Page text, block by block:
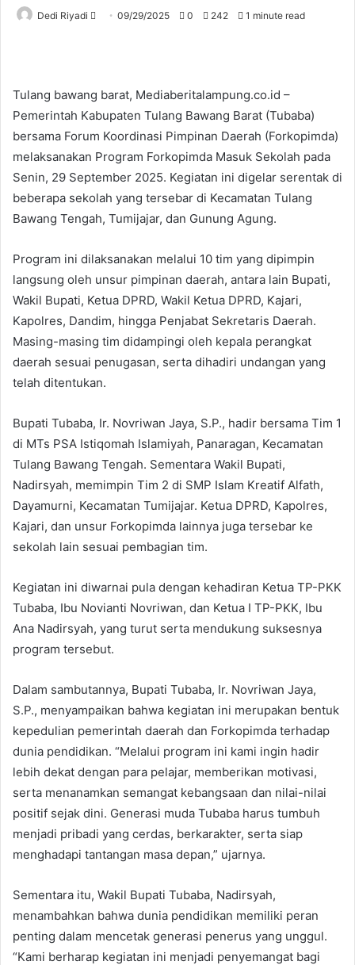
Dedi Riyadi
Send09/29/2025 0 242 1 minute read
Tulang bawang barat, Mediaberitalampung.co.id –
Pemerintah Kabupaten Tulang Bawang Barat (Tubaba)
bersama Forum Koordinasi Pimpinan Daerah (Forkopimda)
melaksanakan Program Forkopimda Masuk Sekolah pada
Senin, 29 September 2025. Kegiatan ini digelar serentak di
beberapa sekolah yang tersebar di Kecamatan Tulang
Bawang Tengah, Tumijajar, dan Gunung Agung.
Program ini dilaksanakan melalui 10 tim yang dipimpin
langsung oleh unsur pimpinan daerah, antara lain Bupati,
Wakil Bupati, Ketua DPRD, Wakil Ketua DPRD, Kajari,
Kapolres, Dandim, hingga Penjabat Sekretaris Daerah.
Masing-masing tim didampingi oleh kepala perangkat
daerah sesuai penugasan, serta dihadiri undangan yang
telah ditentukan.
Bupati Tubaba, Ir. Novriwan Jaya, S.P., hadir bersama Tim 1
di MTs PSA Istiqomah Islamiyah, Panaragan, Kecamatan
Tulang Bawang Tengah. Sementara Wakil Bupati,
Nadirsyah, memimpin Tim 2 di SMP Islam Kreatif Alfath,
Dayamurni, Kecamatan Tumijajar. Ketua DPRD, Kapolres,
Kajari, dan unsur Forkopimda lainnya juga tersebar ke
sekolah lain sesuai pembagian tim.
Kegiatan ini diwarnai pula dengan kehadiran Ketua TP-PKK
Tubaba, Ibu Novianti Novriwan, dan Ketua I TP-PKK, Ibu
Ana Nadirsyah, yang turut serta mendukung suksesnya
program tersebut.
Dalam sambutannya, Bupati Tubaba, Ir. Novriwan Jaya,
S.P., menyampaikan bahwa kegiatan ini merupakan bentuk
kepedulian pemerintah daerah dan Forkopimda terhadap
dunia pendidikan. “Melalui program ini kami ingin hadir
lebih dekat dengan para pelajar, memberikan motivasi,
serta menanamkan semangat kebangsaan dan nilai-nilai
positif sejak dini. Generasi muda Tubaba harus tumbuh
menjadi pribadi yang cerdas, berkarakter, serta siap
menghadapi tantangan masa depan,” ujarnya.
Sementara itu, Wakil Bupati Tubaba, Nadirsyah,
menambahkan bahwa dunia pendidikan memiliki peran
penting dalam mencetak generasi penerus yang unggul.
“Kami berharap kegiatan ini menjadi penyemangat bagi